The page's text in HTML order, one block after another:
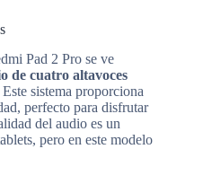
Pad 2 Pro se ve
de cuatro altavoces
sistema proporciona
perfecto para disfrutar
del audio es un
pero en este modelo